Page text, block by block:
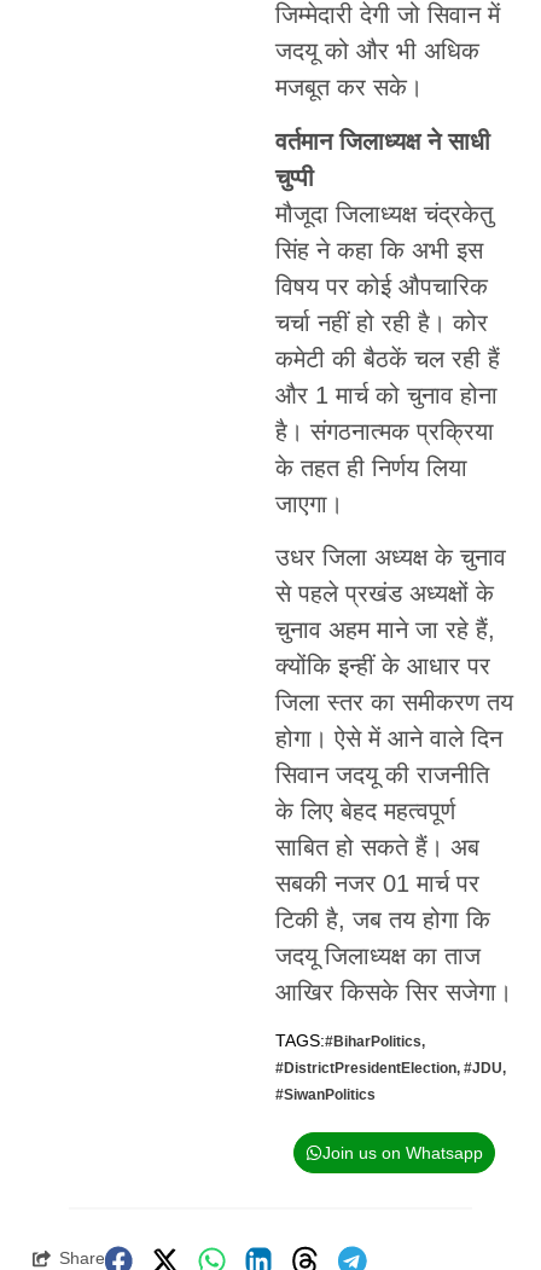
जिम्मेदारी देगी जो सिवान में
जदयू को और भी अधिक
मजबूत कर सके।
वर्तमान जिलाध्यक्ष ने साधी
चुप्पी
मौजूदा जिलाध्यक्ष चंद्रकेतु
सिंह ने कहा कि अभी इस
विषय पर कोई औपचारिक
चर्चा नहीं हो रही है। कोर
कमेटी की बैठकें चल रही हैं
और 1 मार्च को चुनाव होना
है। संगठनात्मक प्रक्रिया
के तहत ही निर्णय लिया
जाएगा।
उधर जिला अध्यक्ष के चुनाव
से पहले प्रखंड अध्यक्षों के
चुनाव अहम माने जा रहे हैं,
क्योंकि इन्हीं के आधार पर
जिला स्तर का समीकरण तय
होगा। ऐसे में आने वाले दिन
सिवान जदयू की राजनीति
के लिए बेहद महत्वपूर्ण
साबित हो सकते हैं। अब
सबकी नजर 01 मार्च पर
टिकी है, जब तय होगा कि
जदयू जिलाध्यक्ष का ताज
आखिर किसके सिर सजेगा।
TAGS:#BiharPolitics,
#DistrictPresidentElection, #JDU,
#SiwanPolitics
Join us on Whatsapp
Share